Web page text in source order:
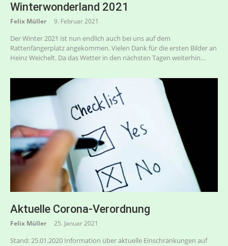
Winterwonderland 2021
Felix Müller 9. Februar 2021
Der Winter 2021 ist nun endlich auch bei uns auf dem
Rattenfängerplatz angekommen. Vielen Dank für die ersten Bilder an
Heinz Weichelt. Da das Wetter in den nächsten Tagen weiterhin…
Aktuelle Corona-Verordnung
Felix Müller 25. Januar 2021
Stand: 25.01.2020 Information über aktuelle Einschränkungen auf